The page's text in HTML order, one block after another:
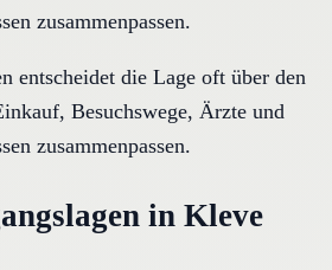
zusammenpassen.
entscheidet die Lage oft über den
Besuchswege, Ärzte und
zusammenpassen.
in Kleve